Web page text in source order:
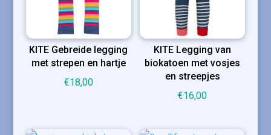
KITE Gebreide legging
met strepen en hartje
€18,00
KITE Legging van
biokatoen met vosjes
en streepjes
€16,00